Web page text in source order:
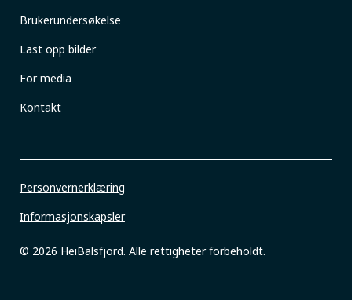
Brukerundersøkelse
Last opp bilder
For media
Kontakt
© 2026 HeiBalsfjord. Alle rettigheter forbeholdt.
Personvernerklæring
Informasjonskapsler